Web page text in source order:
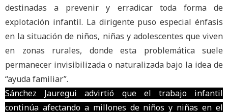
destinadas a prevenir y erradicar toda forma de
explotación infantil. La dirigente puso especial énfasis
en la situación de niños, niñas y adolescentes que viven
en zonas rurales, donde esta problemática suele
permanecer invisibilizada o naturalizada bajo la idea de
“ayuda familiar”.
Sánchez Jauregui advirtió que el trabajo infantil
continúa afectando a millones de niños y niñas en el